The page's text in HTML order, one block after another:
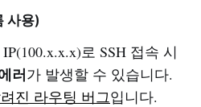
사용)
로 SSH 접속 시
러가 발생할 수 있습니다.
진 라우팅 버그입니다.